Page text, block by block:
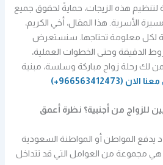
هذه الزيجات، حمايةً لحقوق جميع
الأسرية. هذا المقال، أخي الكريم،
لكل معلومة تحتاجها. سنستعرض
الدقيقة وحتى الخطوات العملية،
لك رحلة زواج مباركة وسلسة، مبنية
الان (966563412473+)
للزواج من أجنبية؟ نظرة أعمق
المواطن أو المواطنة السعودية
هي مجموعة من العوامل التي قد تتداخل